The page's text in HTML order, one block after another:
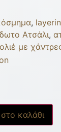
,
Ατσάλι,
με
καλάθι